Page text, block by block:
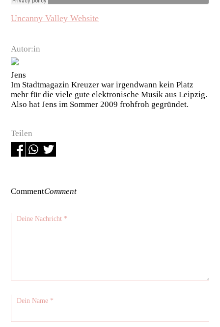
Autor:in
Jens
Im Stadtmagazin Kreuzer war irgendwann kein Platz
mehr für die viele gute elektronische Musik aus Leipzig.
Also hat Jens im Sommer 2009 frohfroh gegründet.
Teilen
Uncanny Valley Website
CommentComment